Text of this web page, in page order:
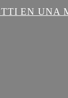
EN UNA